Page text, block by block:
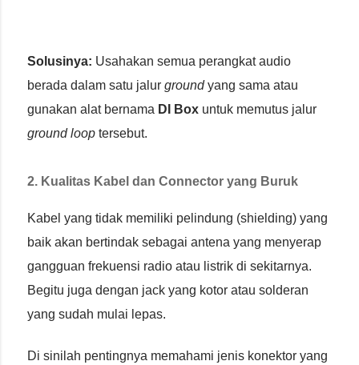
Solusinya: Usahakan semua perangkat audio
berada dalam satu jalur groundyang sama atau
gunakan alat bernama DI Box untuk memutus jalur
ground loop tersebut.
2. Kualitas Kabel dan Connector yang Buruk
Kabel yang tidak memiliki pelindung (shielding) yang
baik akan bertindak sebagai antena yang menyerap
gangguan frekuensi radio atau listrik di sekitarnya.
Begitu juga dengan jack yang kotor atau solderan
yang sudah mulai lepas.
Di sinilah pentingnya memahami jenis konektor yang